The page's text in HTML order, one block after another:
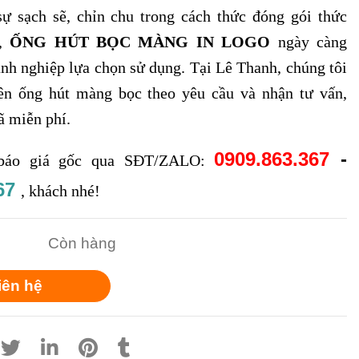
sạch sẽ, chỉn chu trong cách thức đóng gói thức
ỐNG HÚT BỌC MÀNG IN LOGO ngày càng
nghiệp lựa chọn sử dụng. Tại Lê Thanh, chúng tôi
ống hút màng bọc theo yêu cầu và nhận tư vấn,
miễn phí.
giá gốc qua SĐT/ZALO: 0909.863.367 -
, khách nhé!
Còn hàng
hệ